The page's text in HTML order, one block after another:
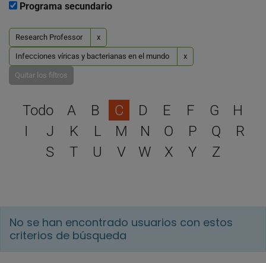
Programa secundario
Research Professor x
Infecciones víricas y bacterianas en el mundo x
Quitar los filtros
Selecciona una letra
Todo A B C D E F G
H
I
J K L M N O P Q
R
S
T U V W X Y Z
No se han encontrado usuarios con estos
criterios de búsqueda